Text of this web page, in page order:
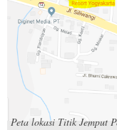
Peta lokasi Titik Jemput